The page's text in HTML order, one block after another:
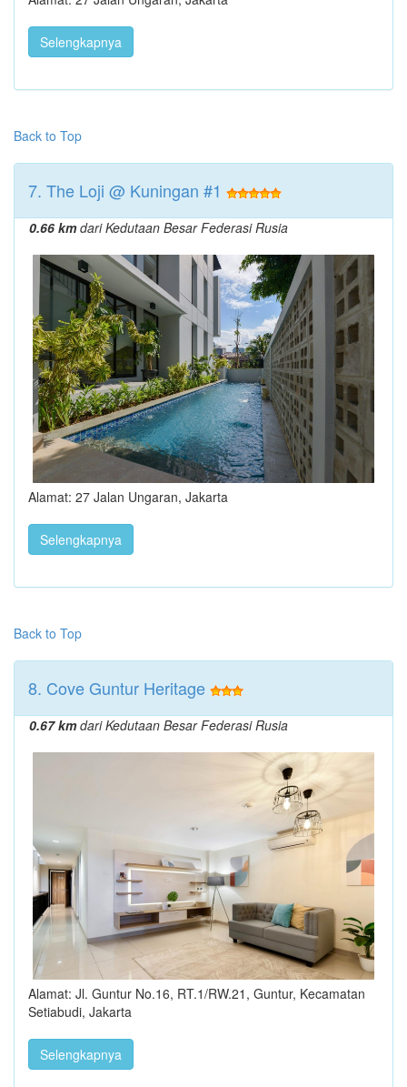
Selengkapnya
Back to Top
7. The Loji @ Kuningan #1
0.66 kmdari Kedutaan Besar Federasi Rusia
Alamat: 27 Jalan Ungaran, Jakarta
Selengkapnya
Back to Top
8. Cove Guntur Heritage
0.67 kmdari Kedutaan Besar Federasi Rusia
Alamat: Jl. Guntur No.16, RT.1/RW.21, Guntur, Kecamatan
Setiabudi, Jakarta
Selengkapnya